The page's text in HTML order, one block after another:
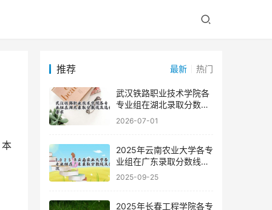
推荐 最新 热门
武汉铁路职业技术学院各
专业组在湖北录取分数线
及选科要求
2026-07-01
2025年云南农业大学各专
业组在广东录取分数线及
位次
2025-09-25
2025年长春工程学院各专